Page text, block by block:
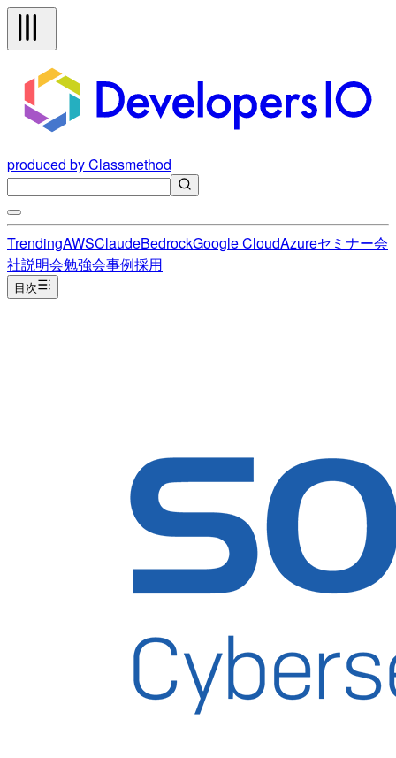
produced by Classmethod
TrendingAWSClaudeBedrockGoogle CloudAzureセミナー会
社説明会勉強会事例採用
目次